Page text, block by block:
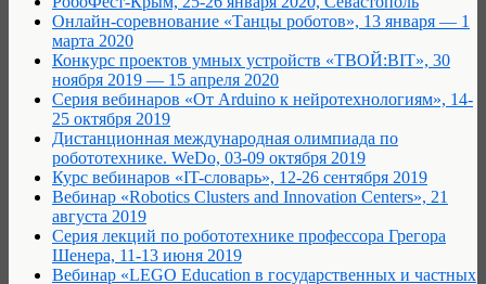
Онлайн-соревнование «Танцы роботов», 13 января — 1
марта 2020
Конкурс проектов умных устройств «ТВОЙ:BIT», 30
ноября 2019 — 15 апреля 2020
Серия вебинаров «От Arduino к нейротехнологиям», 14-
25 октября 2019
Дистанционная международная олимпиада по
робототехнике. WeDo, 03-09 октября 2019
Курс вебинаров «IT-словарь», 12-26 сентября 2019
Вебинар «Robotics Clusters and Innovation Centers», 21
августа 2019
Серия лекций по робототехнике профессора Грегора
Шенера, 11-13 июня 2019
Вебинар «LEGO Education в государственных и частных